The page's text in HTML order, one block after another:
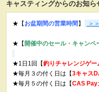
キャスティングからのお知ら
★【お盆期間の営業時間】 ＞＞
★【開催中のセール・キャンペ
★1日1回【釣りチャレンジゲー
★毎月３の付く日は【3キャス
★毎月５の付く日は【CAS Pay